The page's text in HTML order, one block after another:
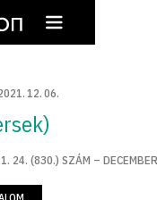
. 12.06.
24. (830.) SZÁM –